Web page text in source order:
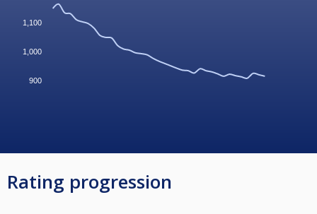
900
1,000
1,100
Rating progression